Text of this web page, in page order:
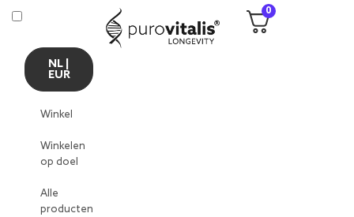
NL |
EUR
Winkel
Winkelen
op doel
Alle
producten
0